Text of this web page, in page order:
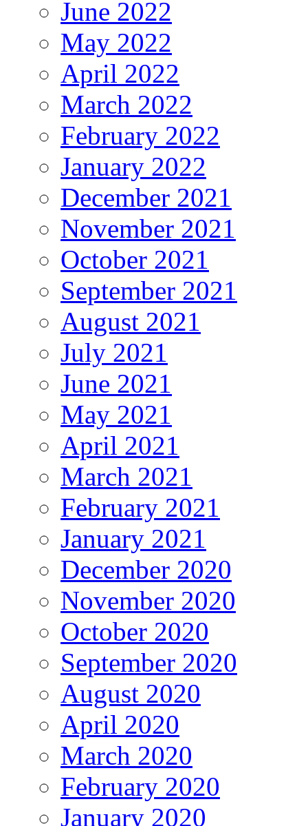
June 2022
May 2022
April 2022
March 2022
February 2022
January 2022
December 2021
November 2021
October 2021
September 2021
August 2021
July 2021
June 2021
May 2021
April 2021
March 2021
February 2021
January 2021
December 2020
November 2020
October 2020
September 2020
August 2020
April 2020
March 2020
February 2020
January 2020